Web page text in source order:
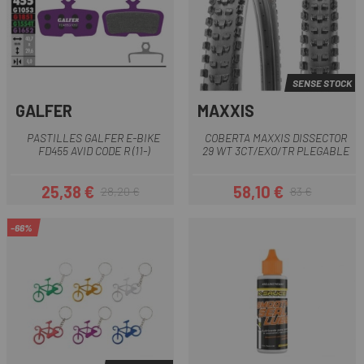
GALFER
PASTILLES GALFER E-BIKE
FD455 AVID CODE R (11-)
Preu
25,38 €Preu regular
28,20 €
SENSE STOCK
MAXXIS
COBERTA MAXXIS DISSECTOR
29 WT 3CT/EXO/TR PLEGABLE
Preu
58,10 €Preu regular
83 €
-66%